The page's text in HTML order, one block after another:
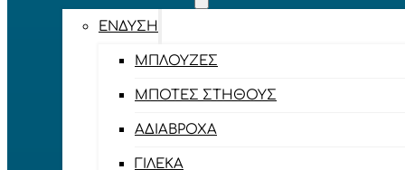
ΈΝΔΥΣΗ
ΜΠΛΟΎΖΕΣ
ΜΠΌΤΕΣ ΣΤΉΘΟΥΣ
ΑΔΙΆΒΡΟΧΑ
ΓΙΛΈΚΑ